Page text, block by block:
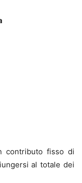
contributo fisso di
al totale dei